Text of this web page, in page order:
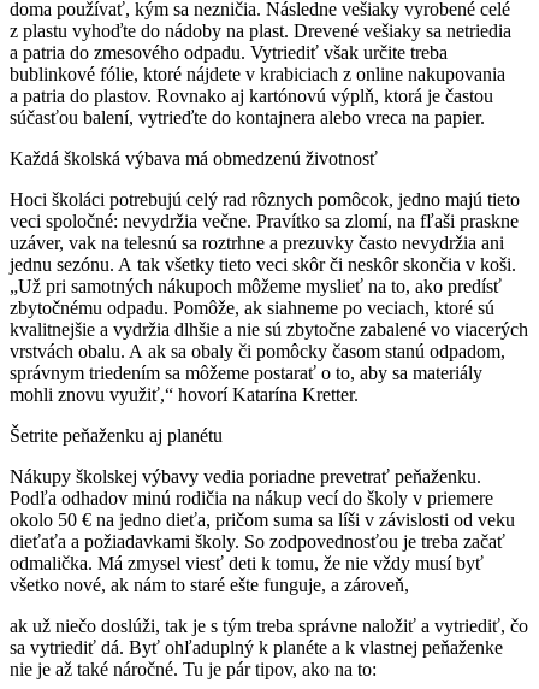
doma používať, kým sa nezničia. Následne vešiaky vyrobené celé
z plastu vyhoďte do nádoby na plast. Drevené vešiaky sa netriedia
a patria do zmesového odpadu. Vytriediť však určite treba
bublinkové fólie, ktoré nájdete v krabiciach z online nakupovania
a patria do plastov. Rovnako aj kartónovú výplň, ktorá je častou
súčasťou balení, vytrieďte do kontajnera alebo vreca na papier.
Každá školská výbava má obmedzenú životnosť
Hoci školáci potrebujú celý rad rôznych pomôcok, jedno majú tieto
veci spoločné: nevydržia večne. Pravítko sa zlomí, na fľaši praskne
uzáver, vak na telesnú sa roztrhne a prezuvky často nevydržia ani
jednu sezónu. A tak všetky tieto veci skôr či neskôr skončia v koši.
„Už pri samotných nákupoch môžeme myslieť na to, ako predísť
zbytočnému odpadu. Pomôže, ak siahneme po veciach, ktoré sú
kvalitnejšie a vydržia dlhšie a nie sú zbytočne zabalené vo viacerých
vrstvách obalu. A ak sa obaly či pomôcky časom stanú odpadom,
správnym triedením sa môžeme postarať o to, aby sa materiály
mohli znovu využiť,“ hovorí Katarína Kretter.
Šetrite peňaženku aj planétu
Nákupy školskej výbavy vedia poriadne prevetrať peňaženku.
Podľa odhadov minú rodičia na nákup vecí do školy v priemere
okolo 50 € na jedno dieťa, pričom suma sa líši v závislosti od veku
dieťaťa a požiadavkami školy. So zodpovednosťou je treba začať
odmalička. Má zmysel viesť deti k tomu, že nie vždy musí byť
všetko nové, ak nám to staré ešte funguje, a zároveň,
ak už niečo doslúži, tak je s tým treba správne naložiť a vytriediť, čo
sa vytriediť dá. Byť ohľaduplný k planéte a k vlastnej peňaženke
nie je až také náročné. Tu je pár tipov, ako na to: